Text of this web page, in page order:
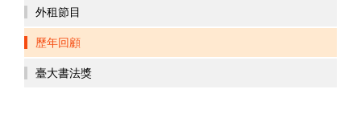
外租節目
歷年回顧
臺大書法獎